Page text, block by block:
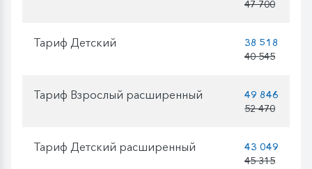
47 700
Тариф Детский
38 518
40 545
Тариф Взрослый расширенный
49 846
52 470
Тариф Детский расширенный
43 049
45 315